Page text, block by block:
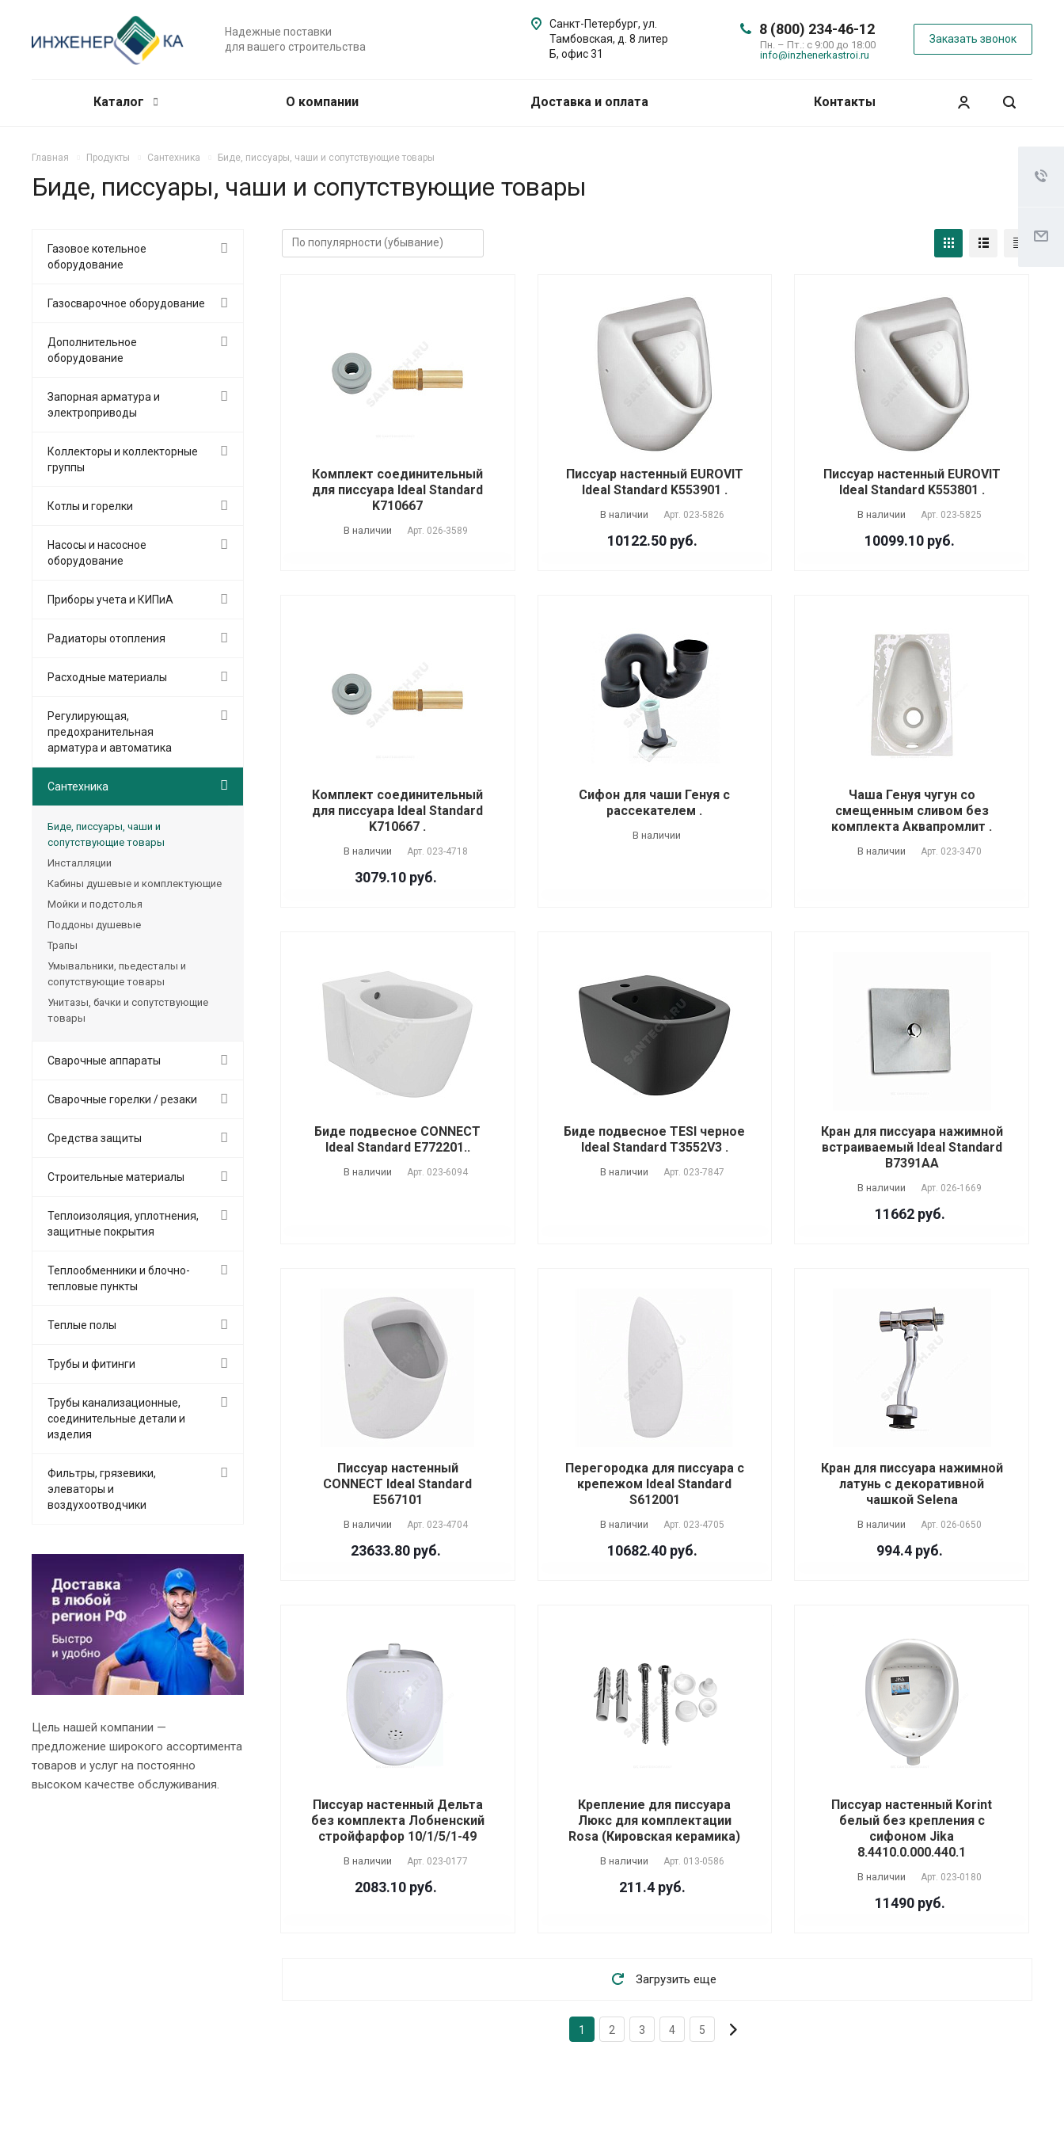
Надежные поставки
для вашего строительства
8 (800) 234-46-12
Пн. – Пт.: с 9:00 до 18:00
info@inzhenerkastroi.ru
Заказать звонок
Санкт-Петербург, ул.
Тамбовская, д. 8 литер
Б, офис 31
Каталог О компании Доставка и оплата Контакты
Главная Продукты Сантехника Биде, писсуары, чаши и сопутствующие товары
Биде, писсуары, чаши и сопутствующие товары
Комплект соединительный
для писсуара Ideal Standard
K710667
В наличии Арт. 026-3589
Писсуар настенный EUROVIT
Ideal Standard K553901 .
В наличии Арт. 023-5826
10122.50 руб.
Писсуар настенный EUROVIT
Ideal Standard K553801 .
В наличии Арт. 023-5825
10099.10 руб.
Комплект соединительный
для писсуара Ideal Standard
K710667 .
В наличии Арт. 023-4718
3079.10 руб.
Сифон для чаши Генуя с
рассекателем .
В наличии
Чаша Генуя чугун со
смещенным сливом без
комплекта Аквапромлит .
В наличии Арт. 023-3470
Биде подвесное CONNECT
Ideal Standard E772201..
В наличии Арт. 023-6094
Биде подвесное TESI черное
Ideal Standard T3552V3 .
В наличии Арт. 023-7847
Кран для писсуара нажимной
встраиваемый Ideal Standard
B7391AA
В наличии Арт. 026-1669
11662 руб.
Писсуар настенный
CONNECT Ideal Standard
E567101
В наличии Арт. 023-4704
23633.80 руб.
Перегородка для писсуара с
крепежом Ideal Standard
S612001
В наличии Арт. 023-4705
10682.40 руб.
Кран для писсуара нажимной
латунь с декоративной
чашкой Selena
В наличии Арт. 026-0650
994.4 руб.
Писсуар настенный Дельта
без комплекта Лобненский
стройфарфор 10/1/5/1-49
В наличии Арт. 023-0177
2083.10 руб.
Крепление для писсуара
Люкс для комплектации
Rosa (Кировская керамика)
В наличии Арт. 013-0586
211.4 руб.
Писсуар настенный Korint
белый без крепления с
сифоном Jika
8.4410.0.000.440.1
В наличии Арт. 023-0180
11490 руб.
Загрузить еще
1 2 3 4 5
Газовое котельное
оборудование
Газосварочное оборудование
Дополнительное
оборудование
Запорная арматура и
электроприводы
Коллекторы и коллекторные
группы
Котлы и горелки
Насосы и насосное
оборудование
Приборы учета и КИПиА
Радиаторы отопления
Расходные материалы
Регулирующая,
предохранительная
арматура и автоматика
Сантехника
Биде, писсуары, чаши и
сопутствующие товары
Инсталляции
Кабины душевые и комплектующие
Мойки и подстолья
Поддоны душевые
Трапы
Умывальники, пьедесталы и
сопутствующие товары
Унитазы, бачки и сопутствующие
товары
Сварочные аппараты
Сварочные горелки / резаки
Средства защиты
Строительные материалы
Теплоизоляция, уплотнения,
защитные покрытия
Теплообменники и блочно-
тепловые пункты
Теплые полы
Трубы и фитинги
Трубы канализационные,
соединительные детали и
изделия
Фильтры, грязевики,
элеваторы и
воздухоотводчики
Цель нашей компании —
предложение широкого ассортимента
товаров и услуг на постоянно
высоком качестве обслуживания.